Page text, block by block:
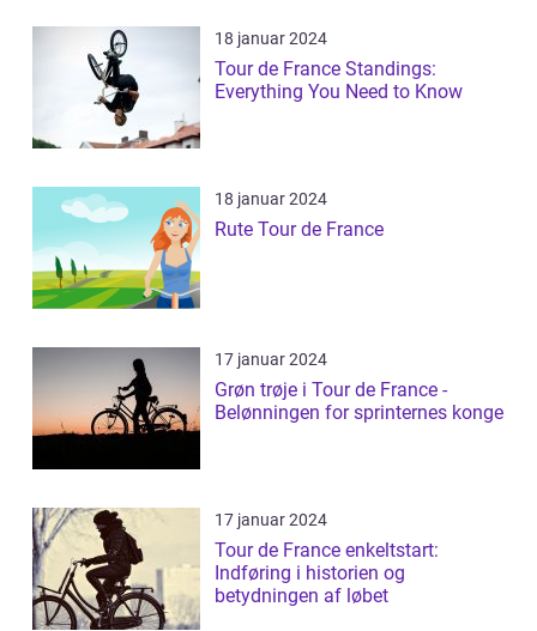
18 januar 2024
Tour de France Standings:
Everything You Need to Know
18 januar 2024
Rute Tour de France
17 januar 2024
Grøn trøje i Tour de France -
Belønningen for sprinternes konge
17 januar 2024
Tour de France enkeltstart:
Indføring i historien og
betydningen af løbet